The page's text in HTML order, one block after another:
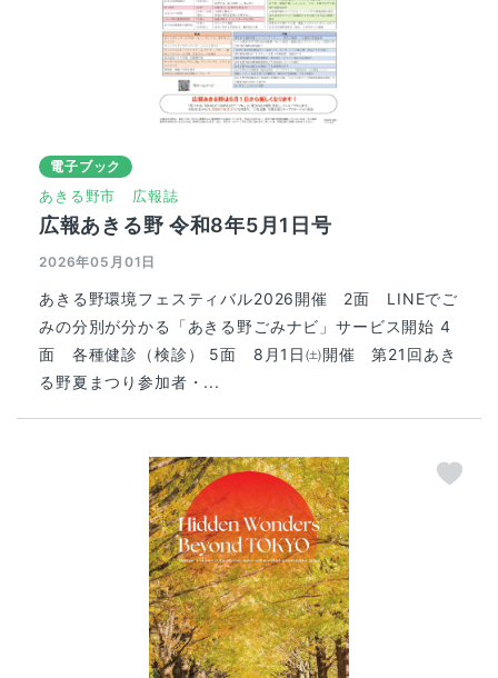
電子ブック
あきる野市 広報誌
広報あきる野 令和8年5月1日号
2026年05月01日
あきる野環境フェスティバル2026開催 2面 LINEでご
みの分別が分かる「あきる野ごみナビ」サービス開始 4
面 各種健診（検診） 5面 8月1日㈯開催 第21回あき
る野夏まつり参加者・...